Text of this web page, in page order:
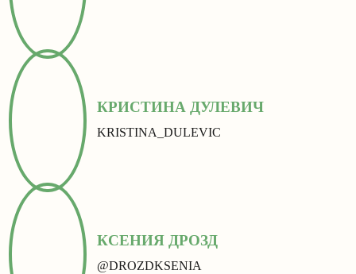
КРИСТИНА ДУЛЕВИЧ
KRISTINA_DULEVIC
КСЕНИЯ ДРОЗД
@DROZDKSENIA